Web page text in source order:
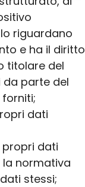
riguardano
e ha il diritto
titolare del
parte del
dati
dati
normativa
stessi;